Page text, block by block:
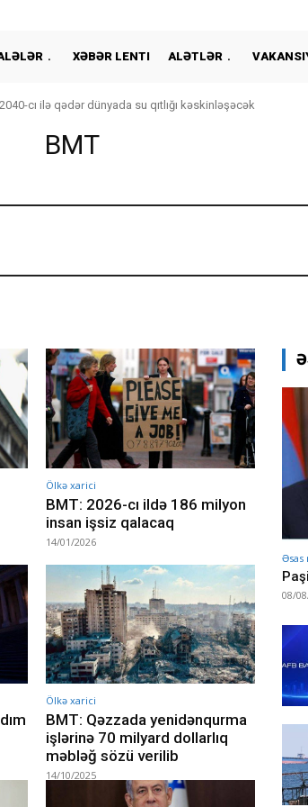
XƏBƏR LENTI ALƏTLƏR
cı ilə qədər dünyada su qıtlığı kəskinləşəcək
BMT
Ölkə xarici
BMT: 2026-cı ildə 186 milyon
insan işsiz qalacaq
14/01/2026
Ölkə xarici
BMT: Qəzzada yenidənqurma
işlərinə 70 milyard dollarlıq
məbləğ sözü verilib
14/10/2025
Əsas
08/